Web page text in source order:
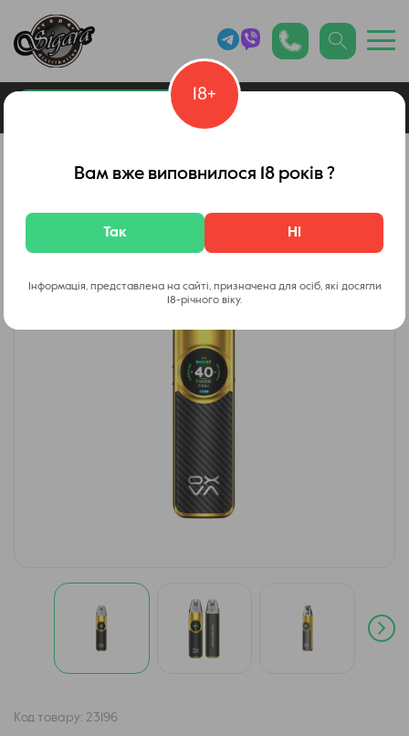
Каталог товарів
Код товару: 23196
18+
Вам вже виповнилося 18 років ?
Так Ні
Інформація, представлена на сайті, призначена для осіб, які досягли
18-річного віку.